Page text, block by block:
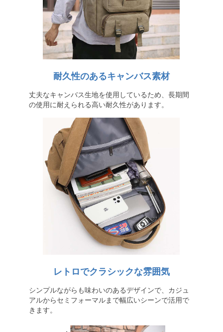
耐久性のあるキャンバス素材
丈夫なキャンバス生地を使用しているため、長期間
の使用に耐えられる高い耐久性があります。
レトロでクラシックな雰囲気
シンプルながらも味わいのあるデザインで、カジュ
アルからセミフォーマルまで幅広いシーンで活用で
きます。